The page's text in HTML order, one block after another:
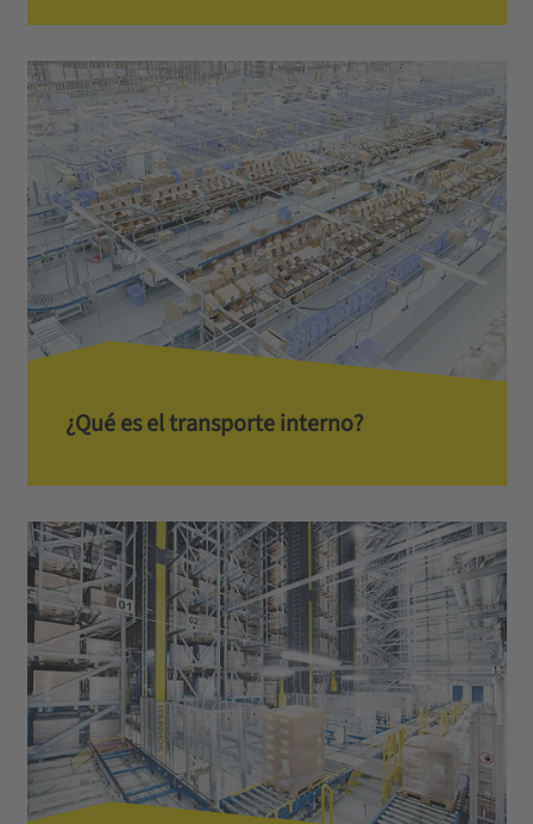
¿Qué es el transporte interno?